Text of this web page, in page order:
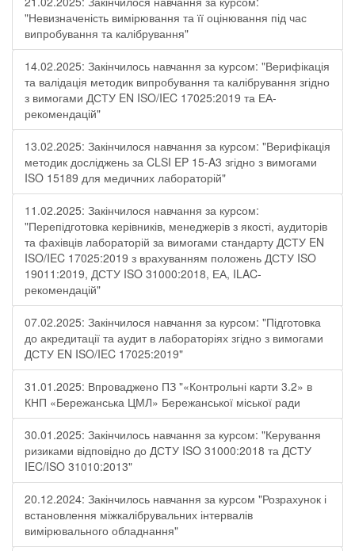
"Невизначеність вимірювання та її оцінювання під час
випробування та калібрування"
14.02.2025: Закінчилось навчання за курсом: "Верифікація
та валідація методик випробування та калібрування згідно
з вимогами ДСТУ EN ISO/IEC 17025:2019 та ЕА-
рекомендацій"
13.02.2025: Закінчилося навчання за курсом: "Верифікація
методик досліджень за CLSI EP 15-A3 згідно з вимогами
ISO 15189 для медичних лабораторій"
11.02.2025: Закінчилося навчання за курсом:
"Перепідготовка керівників, менеджерів з якості, аудиторів
та фахівців лабораторій за вимогами стандарту ДСТУ EN
ISO/IEC 17025:2019 з врахуванням положень ДСТУ ISO
19011:2019, ДСТУ ISO 31000:2018, ЕА, ILAC-
рекомендацій"
07.02.2025: Закінчилося навчання за курсом: "Підготовка
до акредитації та аудит в лабораторіях згідно з вимогами
ДСТУ EN ISO/IEC 17025:2019"
31.01.2025: Впроваджено ПЗ "«Контрольні карти 3.2» в
КНП «Бережанська ЦМЛ» Бережанської міської ради
30.01.2025: Закінчилось навчання за курсом: "Керування
ризиками відповідно до ДСТУ ISO 31000:2018 та ДСТУ
IEC/ISO 31010:2013"
20.12.2024: Закінчилось навчання за курсом "Розрахунок і
встановлення міжкалібрувальних інтервалів
вимірювального обладнання"